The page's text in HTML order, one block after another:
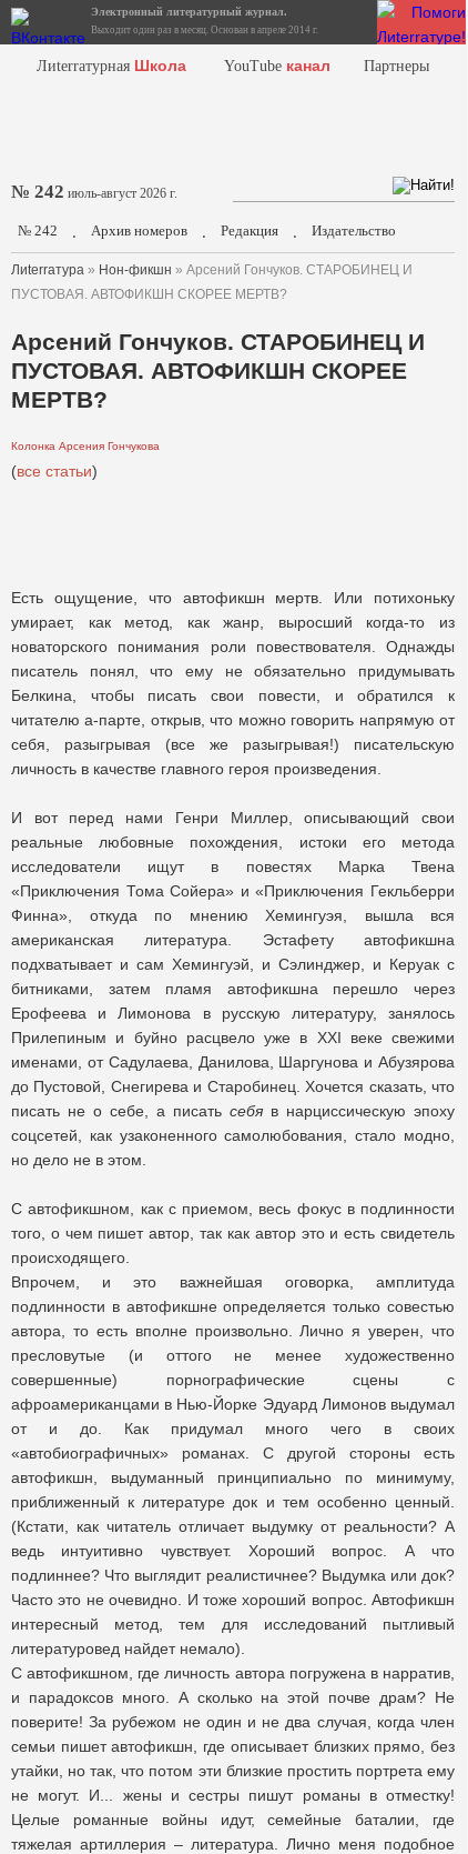
Электронный литературный журнал.
Выходит один раз в месяц. Основан в апреле 2014 г.
Лиterraтурная Школа YouTube канал Партнеры
№ 242 июль-август 2026 г.
№ 242 . Архив номеров . Редакция . Издательство
Лиterraтура » Нон-фикшн » Арсений Гончуков. СТАРОБИНЕЦ И
ПУСТОВАЯ. АВТОФИКШН СКОРЕЕ МЕРТВ?
Арсений Гончуков. СТАРОБИНЕЦ И
ПУСТОВАЯ. АВТОФИКШН СКОРЕЕ
МЕРТВ?
Колонка Арсения Гончукова
(все статьи)
Есть ощущение, что автофикшн мертв. Или потихоньку
умирает, как метод, как жанр, выросший когда-то из
новаторского понимания роли повествователя. Однажды
писатель понял, что ему не обязательно придумывать
Белкина, чтобы писать свои повести, и обратился к
читателю а-парте, открыв, что можно говорить напрямую от
себя, разыгрывая (все же разыгрывая!) писательскую
личность в качестве главного героя произведения.
И вот перед нами Генри Миллер, описывающий свои
реальные любовные похождения, истоки его метода
исследователи ищут в повестях Марка Твена
«Приключения Тома Сойера» и «Приключения Гекльберри
Финна», откуда по мнению Хемингуэя, вышла вся
американская литература. Эстафету автофикшна
подхватывает и сам Хемингуэй, и Сэлинджер, и Керуак с
битниками, затем пламя автофикшна перешло через
Ерофеева и Лимонова в русскую литературу, занялось
Прилепиным и буйно расцвело уже в XXI веке свежими
именами, от Садулаева, Данилова, Шаргунова и Абузярова
до Пустовой, Снегирева и Старобинец. Хочется сказать, что
писать не о себе, а писать себя в нарциссическую эпоху
соцсетей, как узаконенного самолюбования, стало модно,
но дело не в этом.
С автофикшном, как с приемом, весь фокус в подлинности
того, о чем пишет автор, так как автор это и есть свидетель
происходящего.
Впрочем, и это важнейшая оговорка, амплитуда
подлинности в автофикшне определяется только совестью
автора, то есть вполне произвольно. Лично я уверен, что
пресловутые (и оттого не менее художественно
совершенные) порнографические сцены с
афроамериканцами в Нью-Йорке Эдуард Лимонов выдумал
от и до. Как придумал много чего в своих
«автобиографичных» романах. С другой стороны есть
автофикшн, выдуманный принципиально по минимуму,
приближенный к литературе док и тем особенно ценный.
(Кстати, как читатель отличает выдумку от реальности? А
ведь интуитивно чувствует. Хороший вопрос. А что
подлиннее? Что выглядит реалистичнее? Выдумка или док?
Часто это не очевидно. И тоже хороший вопрос. Автофикшн
интересный метод, тем для исследований пытливый
литературовед найдет немало).
С автофикшном, где личность автора погружена в нарратив,
и парадоксов много. А сколько на этой почве драм? Не
поверите! За рубежом не один и не два случая, когда член
семьи пишет автофикшн, где описывает близких прямо, без
утайки, но так, что потом эти близкие простить портрета ему
не могут. И... жены и сестры пишут романы в отместку!
Целые романные войны идут, семейные баталии, где
тяжелая артиллерия – литература. Лично меня подобное